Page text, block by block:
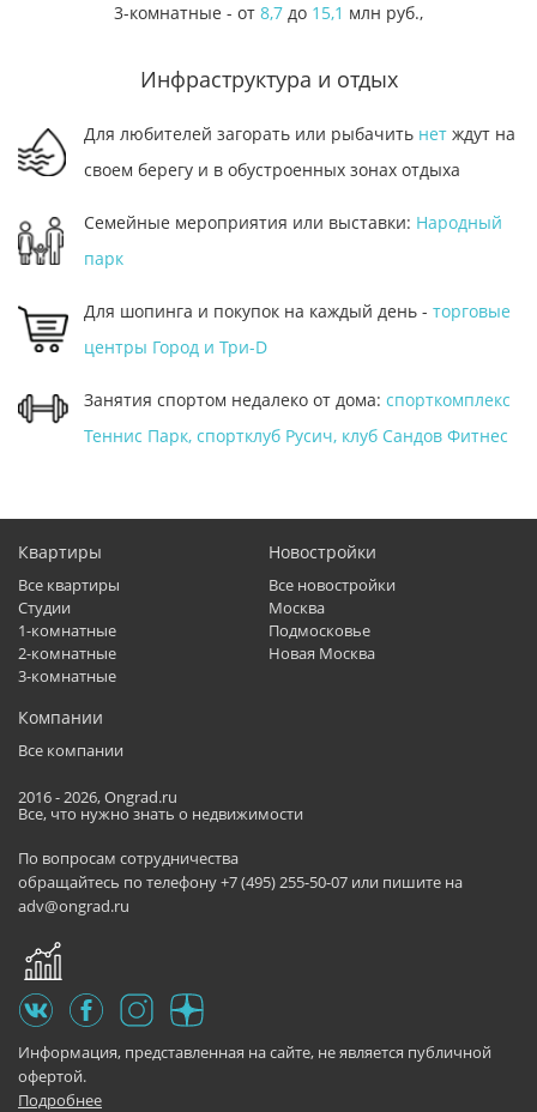
3-комнатные - от 8,7 до 15,1 млн руб.,
Инфраструктура и отдых
Для любителей загорать или рыбачить нет ждут на
своем берегу и в обустроенных зонах отдыха
Семейные мероприятия или выставки: Народный
парк
Для шопинга и покупок на каждый день - торговые
центры Город и Три-D
Занятия спортом недалеко от дома: спорткомплекс
Теннис Парк, спортклуб Русич, клуб Сандов Фитнес
Квартиры
Все квартиры
Студии
1-комнатные
2-комнатные
3-комнатные
Новостройки
Все новостройки
Москва
Подмосковье
Новая Москва
Компании
Все компании
2016 - 2026,Ongrad.ru
Все, что нужно знать о недвижимости
По вопросам сотрудничества
обращайтесь по телефону+7 (495) 255-50-07 или пишите на
adv@ongrad.ru
Информация, представленная на сайте, не является публичной
офертой.
Подробнее